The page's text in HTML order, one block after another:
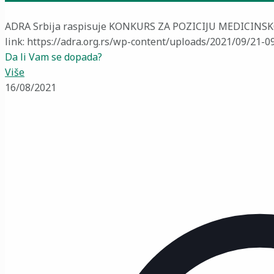
ADRA Srbija raspisuje KONKURS ZA POZICIJU
link: https://adra.org.rs/wp-content/uploads/2021/09/21-
Da li Vam se dopada?
Više
16/08/2021